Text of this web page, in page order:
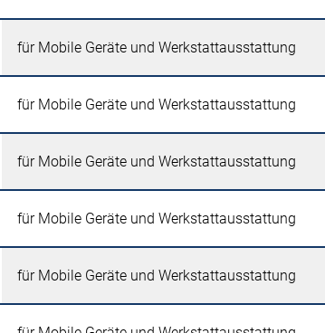
für Mobile Geräte und Werkstattausstattung
für Mobile Geräte und Werkstattausstattung
für Mobile Geräte und Werkstattausstattung
für Mobile Geräte und Werkstattausstattung
für Mobile Geräte und Werkstattausstattung